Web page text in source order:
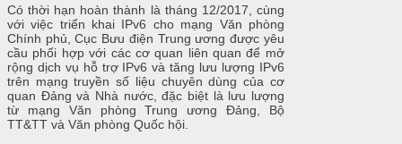
Có thời hạn hoàn thành là tháng 12/2017, cùng
với việc triển khai IPv6 cho mạng Văn phòng
Chính phủ, Cục Bưu điện Trung ương được yêu
cầu phối hợp với các cơ quan liên quan để mở
rộng dịch vụ hỗ trợ IPv6 và tăng lưu lượng IPv6
trên mạng truyền số liệu chuyên dùng của cơ
quan Đảng và Nhà nước, đặc biệt là lưu lượng
từ mạng Văn phòng Trung ương Đảng, Bộ
TT&TT và Văn phòng Quốc hội.